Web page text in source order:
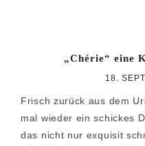
„Chérie“ eine
18.
Frisch zurück aus dem
mal wieder ein schickes
das nicht nur exquisit